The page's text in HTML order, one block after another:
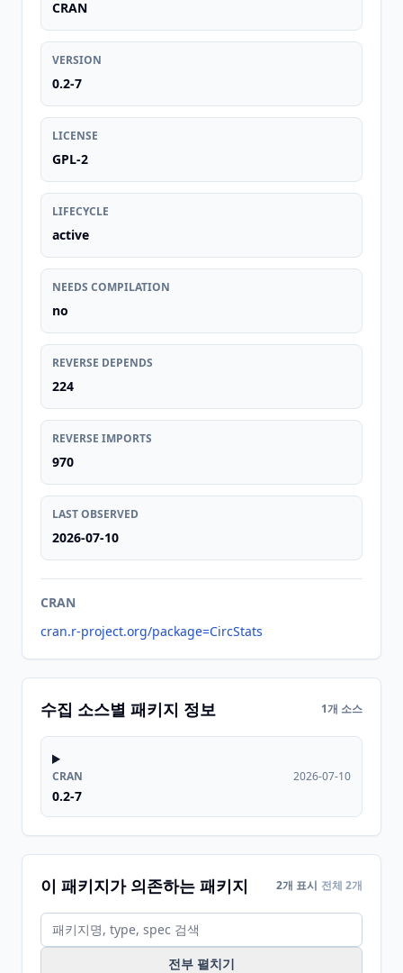
CRAN
VERSION
0.2-7
LICENSE
GPL-2
LIFECYCLE
active
NEEDS COMPILATION
no
REVERSE DEPENDS
224
REVERSE IMPORTS
970
LAST OBSERVED
2026-07-10
CRAN
cran.r-project.org/package=CircStats
수집 소스별 패키지 정보 1개 소스
CRAN
0.2-7
2026-07-10
이 패키지가 의존하는 패키지 2개 표시 전체 2개
전부 펼치기